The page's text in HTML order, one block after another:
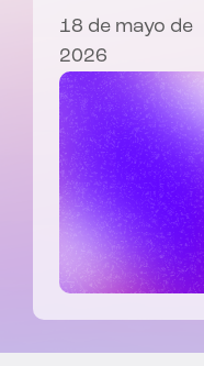
18 de mayo de
2026